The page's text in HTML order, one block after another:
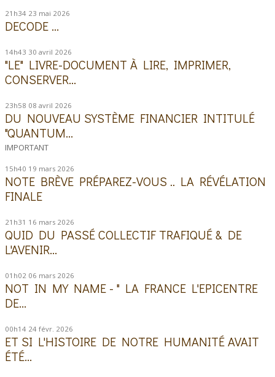
21h34 23 mai 2026
DECODE ...
14h43 30 avril 2026
"LE" LIVRE-DOCUMENT À LIRE, IMPRIMER,
CONSERVER...
23h58 08 avril 2026
DU NOUVEAU SYSTÈME FINANCIER INTITULÉ
"QUANTUM...
IMPORTANT
15h40 19 mars 2026
NOTE BRÈVE PRÉPAREZ-VOUS .. LA RÉVÉLATION
FINALE
21h31 16 mars 2026
QUID DU PASSÉ COLLECTIF TRAFIQUÉ & DE
L'AVENIR...
01h02 06 mars 2026
NOT IN MY NAME - " LA FRANCE L'EPICENTRE
DE...
00h14 24 févr. 2026
ET SI L'HISTOIRE DE NOTRE HUMANITÉ AVAIT
ÉTÉ...